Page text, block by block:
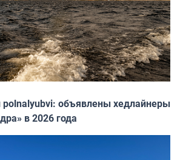
polnalyubvi: объявлены хедлайнеры
в 2026 года